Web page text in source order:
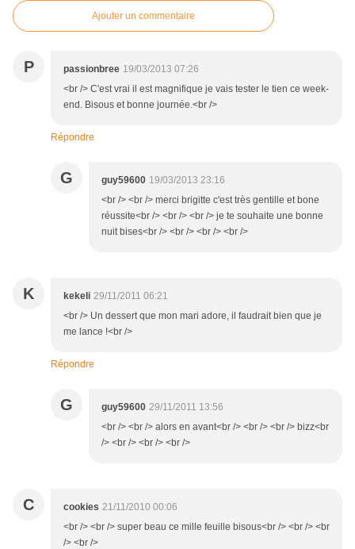
Ajouter un commentaire
P passionbree 19/03/2013 07:26
<br /> C'est vrai il est magnifique je vais tester le tien ce week-
end. Bisous et bonne journée.<br />
Répondre
G guy59600 19/03/2013 23:16
<br /> <br /> merci brigitte c'est très gentille et bone
réussite<br /> <br /> <br /> je te souhaite une bonne
nuit bises<br /> <br /> <br /> <br />
K kekeli 29/11/2011 06:21
<br /> Un dessert que mon mari adore, il faudrait bien que je
me lance !<br />
Répondre
G guy59600 29/11/2011 13:56
<br /> <br /> alors en avant<br /> <br /> <br /> bizz<br
/> <br /> <br /> <br />
C cookies 21/11/2010 00:06
<br /> <br /> super beau ce mille feuille bisous<br /> <br /> <br
/> <br />